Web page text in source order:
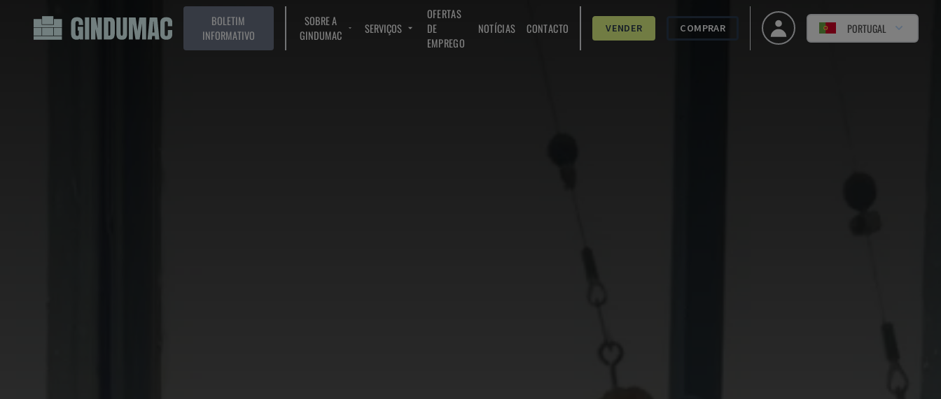
BOLETIM
INFORMATIVO
SOBRE A
GINDUMAC
SERVIÇOS
OFERTAS
DE
EMPREGO
NOTÍCIAS CONTACTO VENDER COMPRAR PORTUGAL